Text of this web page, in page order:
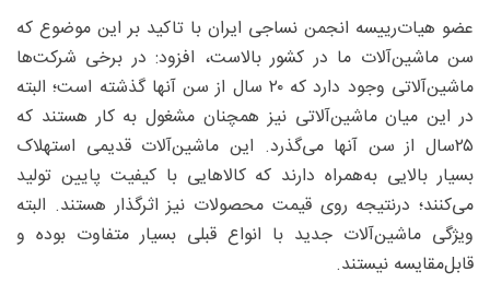
عضو هیات‌رییسه انجمن نساجی ایران با تاکید بر این موضوع که
سن ماشین‌آلات ما در کشور بالاست، افزود: در برخی شرکت‌ها
ماشین‌آلاتی وجود دارد که ۲۰ سال از سن آنها گذشته است؛ البته
در این میان ماشین‌آلاتی نیز همچنان مشغول به کار هستند که
۲۵سال از سن آنها می‌گذرد. این ماشین‌آلات قدیمی استهلاک
بسیار بالایی به‌همراه دارند که کالاهایی با کیفیت پایین تولید
می‌کنند؛ درنتیجه روی قیمت محصولات نیز اثرگذار هستند. البته
ویژگی ماشین‌آلات جدید با انواع قبلی بسیار متفاوت بوده و
قابل‌مقایسه نیستند.